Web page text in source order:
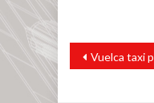
Navegación
entradas
Vuelca taxi por